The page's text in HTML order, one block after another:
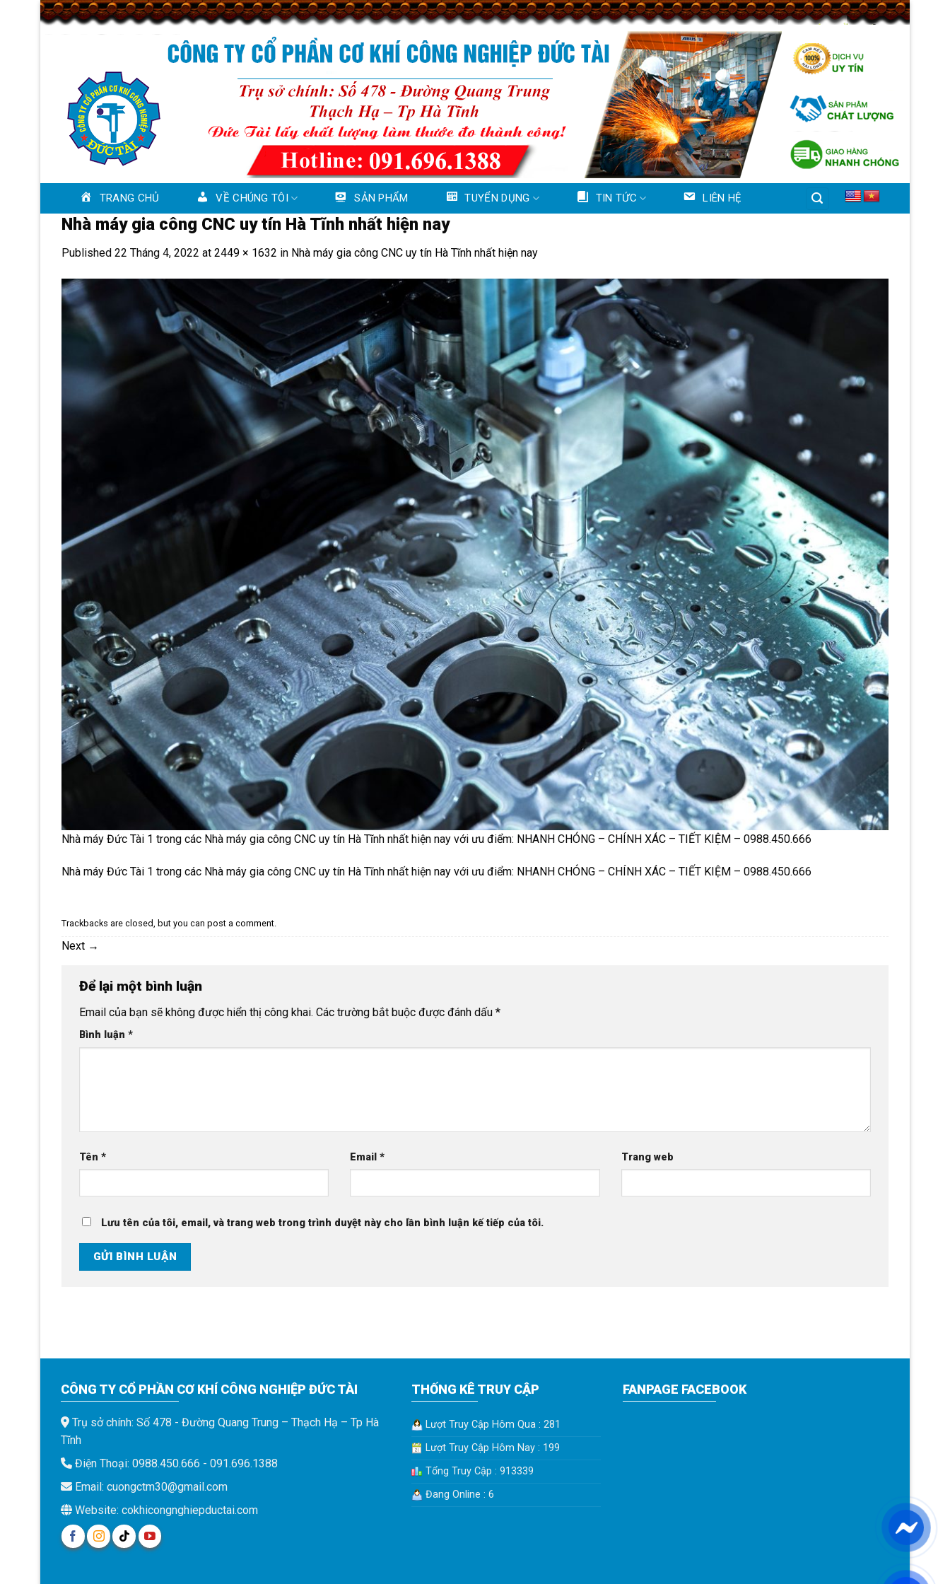
Skip
to
TRANG CHỦ VỀ CHÚNG TÔI SẢN PHẨM TUYỂN DỤNG TIN TỨC LIÊN HỆ
Nhà máy gia công CNC uy tín Hà Tĩnh nhất hiện nay
Published 22 Tháng 4, 2022 at 2449 × 1632 in Nhà máy gia công CNC uy tín Hà Tĩnh nhất hiện nay
Nhà máy Đức Tài 1 trong các Nhà máy gia công CNC uy tín Hà Tĩnh nhất hiện nay với ưu điểm: NHANH CHÓNG – CHÍNH XÁC – TIẾT KIỆM – 0988.450.666
Nhà máy Đức Tài 1 trong các Nhà máy gia công CNC uy tín Hà Tĩnh nhất hiện nay với ưu điểm: NHANH CHÓNG – CHÍNH XÁC – TIẾT KIỆM – 0988.450.666
Trackbacks are closed, but you can post a comment
Next →
Để lại một bình luận
Email của bạn sẽ không được hiển thị công khai. Các trường bắt buộc được đánh dấu *
Bình luận *
Tên * Email* Trang web
Lưu tên của tôi, email, và trang web trong trình duyệt này cho lần bình luận kế tiếp của tôi.
CÔNG TY CỔ PHẦN CƠ KHÍ CÔNG NGHIỆP ĐỨC TÀI
Trụ sở chính: Số 478 - Đường Quang Trung – Thạch Hạ – Tp Hà
Tĩnh
Điện Thoại: 0988.450.666 - 091.696.1388
Email: cuongctm30@gmail.com
Website: cokhicongnghiepductai.com
THỐNG KÊ TRUY CẬP
Lượt Truy Cập Hôm Qua : 281
Lượt Truy Cập Hôm Nay : 199
Tổng Truy Cập : 913339
Đang Online : 6
FANPAGE FACEBOOK